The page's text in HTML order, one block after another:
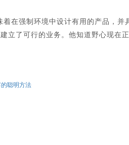
在强制环境中设计有用的产品，
立了可行的业务。他知道野心现在正
聪明方法